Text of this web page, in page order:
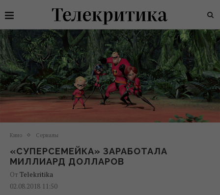
Кино Сериалы
«СУПЕРСЕМЕЙКА» ЗАРАБОТАЛА
МИЛЛИАРД ДОЛЛАРОВ
От Telekritika
02.08.2018 11:50